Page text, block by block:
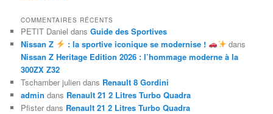
COMMENTAIRES RÉCENTS
PETIT Daniel dansGuide des Sportives
Nissan Z
: la sportive iconique se modernise !
dans
Nissan Z Heritage Edition 2026 : l’hommage moderne à la
300ZX Z32
Tschamber julien dans Renault 8 Gordini
admin dans Renault 21 2 Litres Turbo Quadra
Pfister dans Renault 21 2 Litres Turbo Quadra